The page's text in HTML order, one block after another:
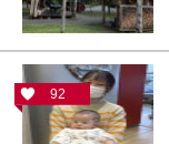
92